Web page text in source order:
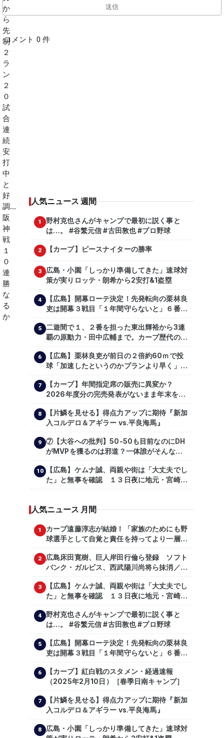
送信
コメント 0 件
人気ニュース 週間
1
野村克也さんがキャンプで最初に説く事と
は…。 #谷繁元信 #古田敦也 #プロ野球
2 【カープ】ピースナイターの勝率
3
広島・小園「しっかり準備してきた」速球対
策が実りロッテ・朗希から2安打&1盗塁
4
【広島】開幕ローテ決定！先発転向の栗林良
吏は開幕３戦目「１年間守らないと」６番手
5
二遊間で１、２番を担った東出輝裕から3連
覇の原動力・田中広輔まで。カープ歴代のシ
6
【広島】栗林良吏が前日の２倍約60ｍで投
球「加速したというのかプランより早く」自
7
【カープ】年間指定席の販売に異変か？
2026年度分の完売発表がないまま年末を迎
8
【片鱗を見せる】得点力アップに期待『新加
入コルデロ＆アギラー vs.平良海馬』
9
⑦【大谷への批判】50-50も目前なのにDH
がMVPを獲るのは邪道？一体誰がそんな事
【shoheiohtani】【池田親興】【高橋慶
彦】【広島東洋カープ】【プロ野球】
10
【広島】ケムナ誠、両親や街は「大丈夫でし
た」と無事を確認 １３日夜に地元・宮崎県
人気ニュース 月間
1
カープ遠藤淳志が結婚！「家族のためにも野
球選手として自覚と責任を持ってより一層頑
2
広島床田寛樹、巨人岸田行倫ら登録 ソフト
バンク・ガルビス、西武陽川尚将ら抹消／２
3
【広島】ケムナ誠、両親や街は「大丈夫でし
た」と無事を確認 １３日夜に地元・宮崎県
4
野村克也さんがキャンプで最初に説く事と
は…。 #谷繁元信 #古田敦也 #プロ野球
5
【広島】開幕ローテ決定！先発転向の栗林良
吏は開幕３戦目「１年間守らないと」６番手
6
【カープ】紅白戦のスタメン・経過速報
（2025年2月10日）［春季日南キャンプ］
7
【片鱗を見せる】得点力アップに期待『新加
入コルデロ＆アギラー vs.平良海馬』
8
広島・小園「しっかり準備してきた」速球対